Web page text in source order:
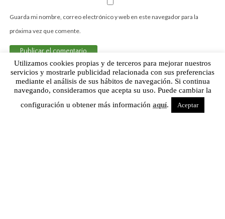
Guarda mi nombre, correo electrónico y web en este navegador para la
próxima vez que comente.
Sobre Humor Fútbol Club | Aviso legal |Contacto
Humor Fútbol Club © 2015. Todos los derechos reservados
Utilizamos cookies propias y de terceros para mejorar nuestros
servicios y mostrarle publicidad relacionada con sus preferencias
mediante el análisis de sus hábitos de navegación. Si continua
navegando, consideramos que acepta su uso. Puede cambiar la
configuración u obtener más información aquí. Aceptar